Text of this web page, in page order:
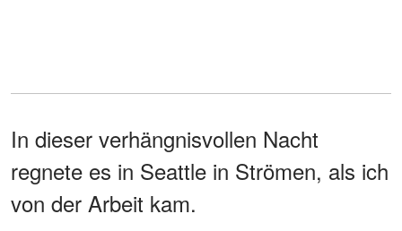
In dieser verhängnisvollen Nacht
regnete es in Seattle in Strömen, als ich
von der Arbeit kam.